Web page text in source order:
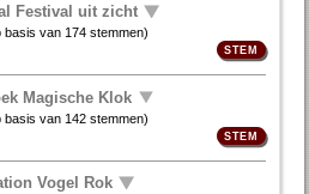
Festival uit zicht
basis van 174 stemmen)
Magische Klok
basis van 142 stemmen)
Vogel Rok